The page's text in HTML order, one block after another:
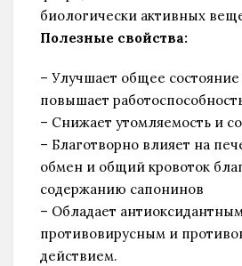
биологически активных
Полезные свойства:
– Улучшает общее
повышает
– Снижает утомляемость и
– Благотворно влияет на
обмен и общий кровоток
содержанию сапонинов
– Обладает
противовирусным и
действием.